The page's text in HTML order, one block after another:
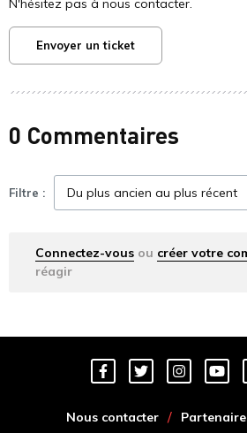
N'hésitez pas à nous contacter.
Envoyer un ticket
0 Commentaires
Filtre :
Connectez-vous ou créer votre
réagir
Nous contacter